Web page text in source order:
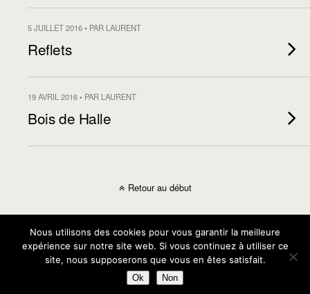
5 JUILLET 2016 • PAR LAURENT
Reflets
19 AVRIL 2016 • PAR LAURENT
Bois de Halle
Retour au début
Nous utilisons des cookies pour vous garantir la meilleure
expérience sur notre site web. Si vous continuez à utiliser ce
site, nous supposerons que vous en êtes satisfait.
Ok Non